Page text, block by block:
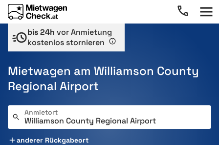
bis 24h vor Anmietung
kostenlos stornieren
Mietwagen am Williamson County
Regional Airport
Anmietort
anderer Rückgabeort